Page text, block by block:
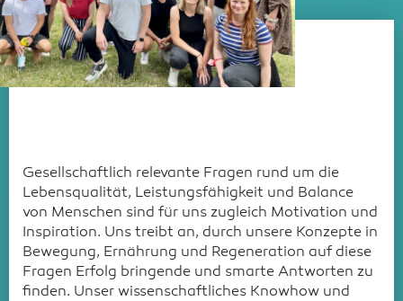
Gesellschaftlich relevante Fragen rund um die
Lebensqualität, Leistungsfähigkeit und Balance
von Menschen sind für uns zugleich Motivation und
Inspiration. Uns treibt an, durch unsere Konzepte in
Bewegung, Ernährung und Regeneration auf diese
Fragen Erfolg bringende und smarte Antworten zu
finden. Unser wissenschaftliches Knowhow und